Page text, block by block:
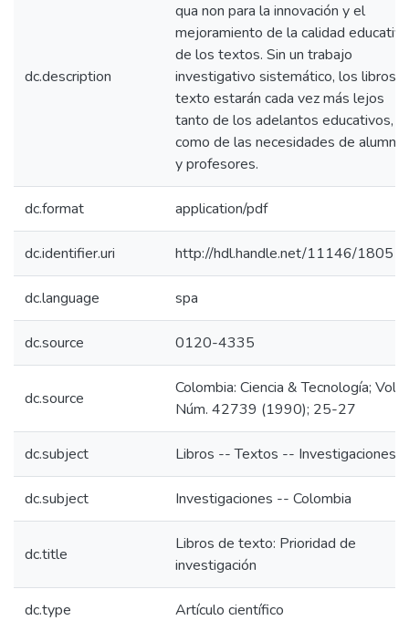
dc.description
qua non para la innovación y el
mejoramiento de la calidad educativa
de los textos. Sin un trabajo
investigativo sistemático, los libros
texto estarán cada vez más lejos
tanto de los adelantos educativos,
como de las necesidades de
y profesores.
dc.format application/pdf
dc.identifier.uri http://hdl.handle.net/11146/1805
dc.language spa
dc.source 0120-4335
dc.source
Colombia: Ciencia & Tecnología; Vol.
Núm. 42739 (1990); 25-27
dc.subject Libros -- Textos -- Investigaciones
dc.subject Investigaciones -- Colombia
dc.title
Libros de texto: Prioridad de
investigación
dc.type Artículo científico